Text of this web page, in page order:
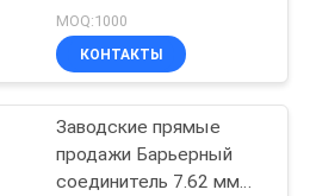
MOQ:1000
КОНТАКТЫ
Заводские прямые
продажи Барьерный
соединитель 7.62 мм